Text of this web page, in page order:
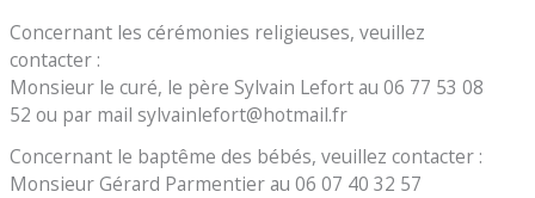
Concernant les cérémonies religieuses, veuillez
contacter :
Monsieur le curé, le père Sylvain Lefort au 06 77 53 08
52 ou par mail sylvainlefort@hotmail.fr
Concernant le baptême des bébés, veuillez contacter :
Monsieur Gérard Parmentier au 06 07 40 32 57